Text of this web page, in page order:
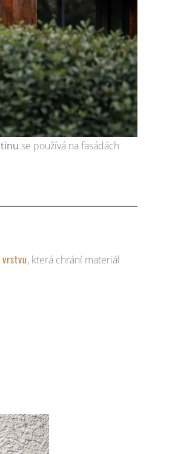
se používá na fasádách
, která chrání materiál